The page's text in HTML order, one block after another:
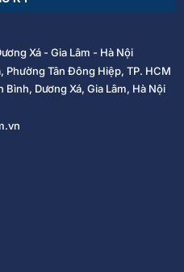
Xá - Gia Lâm - Hà Nội
Phường Tân Đông Hiệp, TP. HCM
Dương Xá, Gia Lâm, Hà Nội